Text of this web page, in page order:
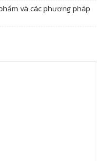
và các phương pháp